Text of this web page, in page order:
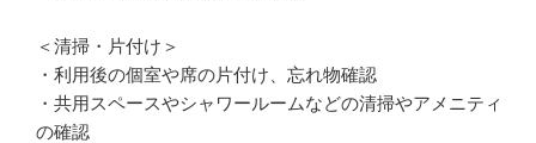
＜清掃・片付け＞
・利用後の個室や席の片付け、忘れ物確認
・共用スペースやシャワールームなどの清掃やアメニティ
の確認